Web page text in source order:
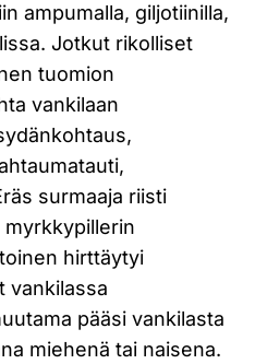
ampumalla, giljotiinilla,
Jotkut rikolliset
tuomion
vankilaan
surmaaja riisti
myrkkypillerin
hirttäytyi
vankilassa
pääsi vankilasta
miehenä tai naisena.